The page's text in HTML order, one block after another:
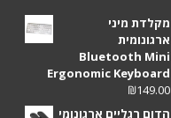
מקלדת מיני
ארגונומית
Bluetooth Mini
Ergonomic Keyboard
₪149.00
הדום רגליים ארגונומי